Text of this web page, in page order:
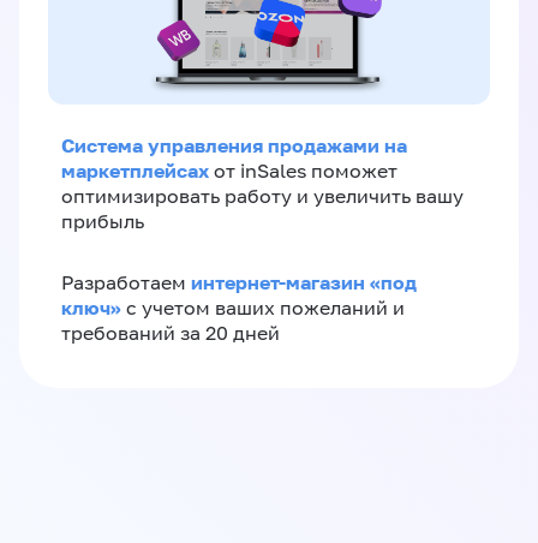
Система управления продажами на
маркетплейсах от inSales поможет
оптимизировать работу и увеличить вашу
прибыль
Разработаем интернет-магазин «‎под
ключ»‎ с учетом ваших пожеланий и
требований за 20 дней